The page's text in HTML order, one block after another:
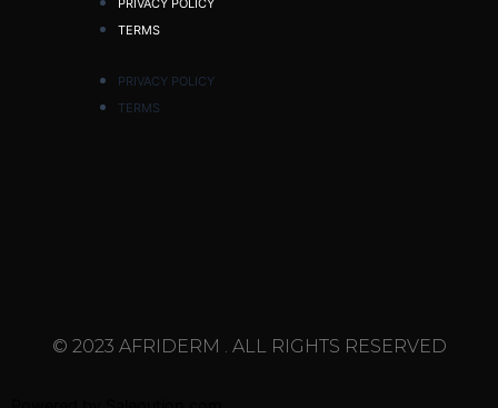
PRIVACY POLICY
TERMS
PRIVACY POLICY
TERMS
© 2023 AFRIDERM . ALL RIGHTS RESERVED